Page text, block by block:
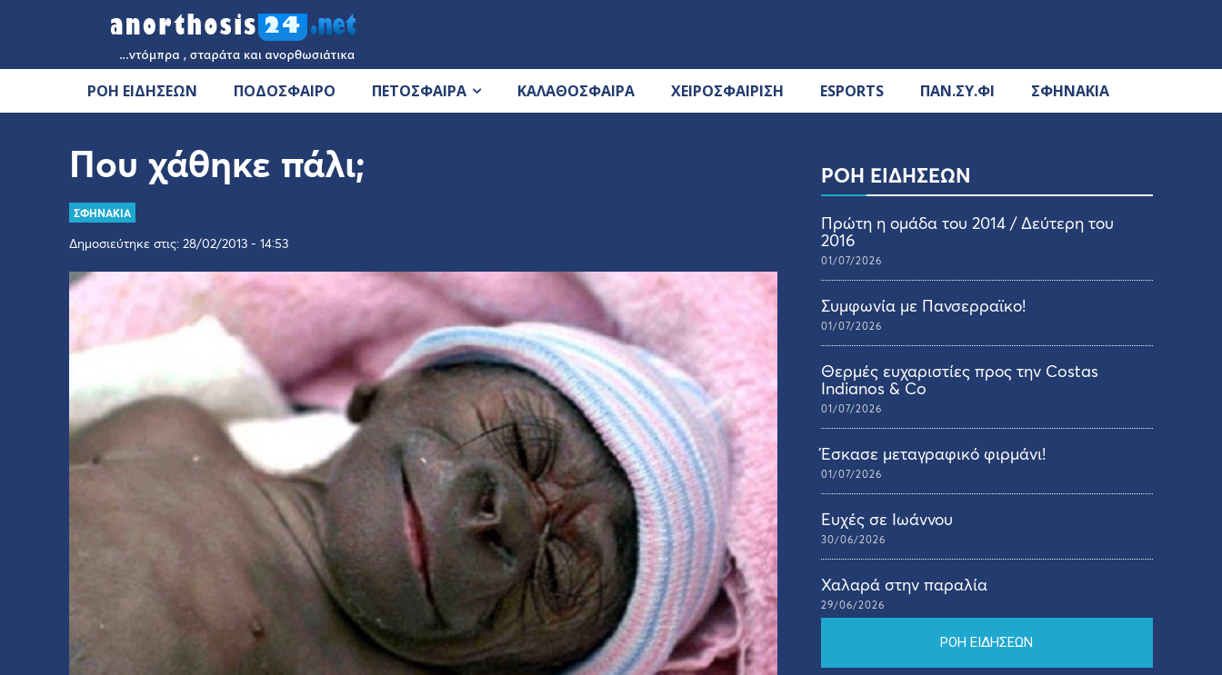
ΡΟΗ ΕΙΔΗΣΕΩΝ ΠΟΔΟΣΦΑΙΡΟ ΠΕΤΟΣΦΑΙΡΑ ΚΑΛΑΘΟΣΦΑΙΡΑ ΧΕΙΡΟΣΦΑΙΡΙΣΗ ESPORTS ΠΑΝ.ΣΥ.ΦΙ ΣΦΗΝΑΚΙΑ
Που χάθηκε πάλι;
ΣΦΗΝΑΚΙΑ
Δημοσιεύτηκε στις: 28/02/2013 - 14:53
ΡΟΗ ΕΙΔΗΣΕΩΝ
Πρώτη η ομάδα του 2014 / Δεύτερη του
2016
01/07/2026
Συμφωνία με Πανσερραϊκο!
01/07/2026
Θερμές ευχαριστίες προς την Costas
Indianos & Co
01/07/2026
Έσκασε μεταγραφικό φιρμάνι!
01/07/2026
Ευχές σε Ιωάννου
30/06/2026
Χαλαρά στην παραλία
29/06/2026
ΡΟΗ ΕΙΔΗΣΕΩΝ